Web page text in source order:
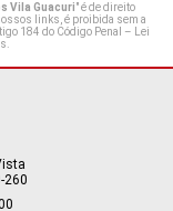
Vila Guacuri" é de direito
links, é proibida sem a
184 do Código Penal – Lei
.
260